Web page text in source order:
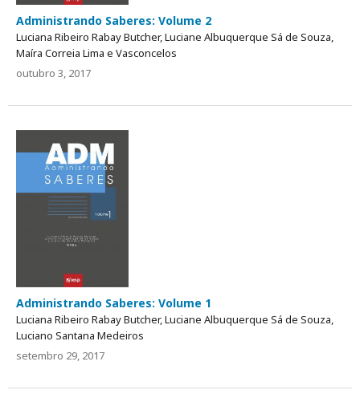
Administrando Saberes: Volume 2
Luciana Ribeiro Rabay Butcher, Luciane Albuquerque Sá de Souza,
Maíra Correia Lima e Vasconcelos
outubro 3, 2017
Administrando Saberes: Volume 1
Luciana Ribeiro Rabay Butcher, Luciane Albuquerque Sá de Souza,
Luciano Santana Medeiros
setembro 29, 2017